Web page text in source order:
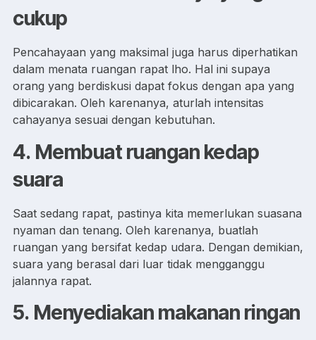
cukup
Pencahayaan yang maksimal juga harus diperhatikan
dalam menata ruangan rapat lho. Hal ini supaya
orang yang berdiskusi dapat fokus dengan apa yang
dibicarakan. Oleh karenanya, aturlah intensitas
cahayanya sesuai dengan kebutuhan.
4. Membuat ruangan kedap
suara
Saat sedang rapat, pastinya kita memerlukan suasana
nyaman dan tenang. Oleh karenanya, buatlah
ruangan yang bersifat kedap udara. Dengan demikian,
suara yang berasal dari luar tidak mengganggu
jalannya rapat.
5. Menyediakan makanan ringan